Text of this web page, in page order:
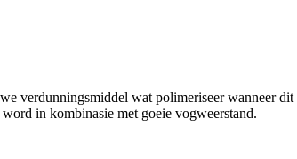
verdunningsmiddel wat polimeriseer wanneer
in kombinasie met goeie vogweerstand.